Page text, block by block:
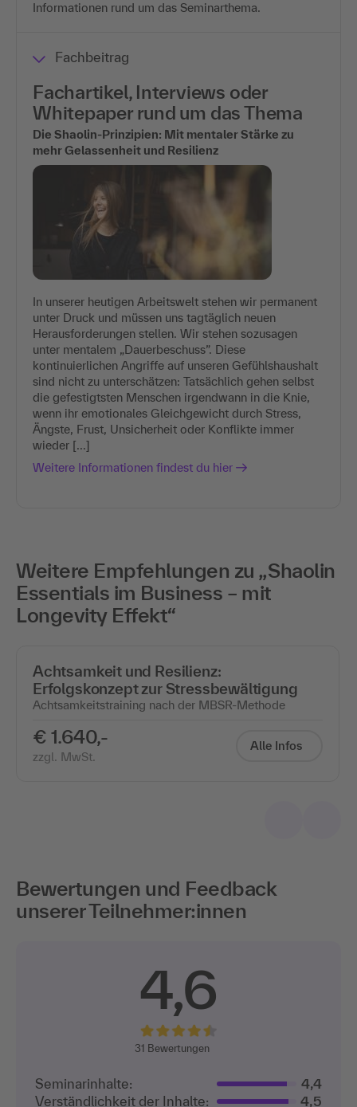
Informationen rund um das Seminarthema.
Fachbeitrag
Fachartikel, Interviews oder
Whitepaper rund um das Thema
Die Shaolin-Prinzipien: Mit mentaler Stärke zu
mehr Gelassenheit und Resilienz
In unserer heutigen Arbeitswelt stehen wir permanent
unter Druck und müssen uns tagtäglich neuen
Herausforderungen stellen. Wir stehen sozusagen
unter mentalem „Dauerbeschuss”. Diese
kontinuierlichen Angriffe auf unseren Gefühlshaushalt
sind nicht zu unterschätzen: Tatsächlich gehen selbst
die gefestigtsten Menschen irgendwann in die Knie,
wenn ihr emotionales Gleichgewicht durch Stress,
Ängste, Frust, Unsicherheit oder Konflikte immer
wieder [...]
Weitere Informationen findest du hier
Weitere Empfehlungen zu „Shaolin
Essentials im Business – mit
Longevity Effekt“
Achtsamkeit und Resilienz:
Erfolgskonzept zur Stressbewältigung
Achtsamkeitstraining nach der MBSR-Methode
€ 1.640,-
zzgl. MwSt.
Alle Infos
Bewertungen und Feedback
unserer Teilnehmer:innen
4,6
31 Bewertungen
Seminarinhalte:
4,4
Verständlichkeit der Inhalte:
4,5